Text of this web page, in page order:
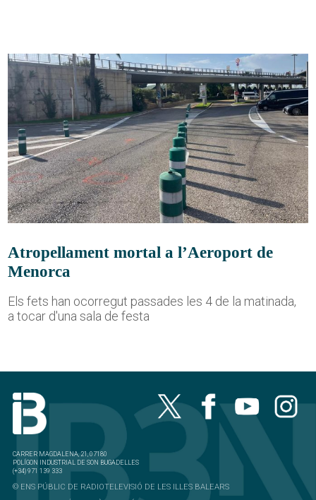
Atropellament mortal a l’Aeroport de
Menorca
Els fets han ocorregut passades les 4 de la matinada,
a tocar d'una sala de festa
CARRER MAGDALENA, 21, 07180
POLÍGON INDUSTRIAL DE SON BUGADELLES
(+34) 971 139 333
© ENS PÚBLIC DE RADIOTELEVISIÓ DE LES ILLES BALEARS